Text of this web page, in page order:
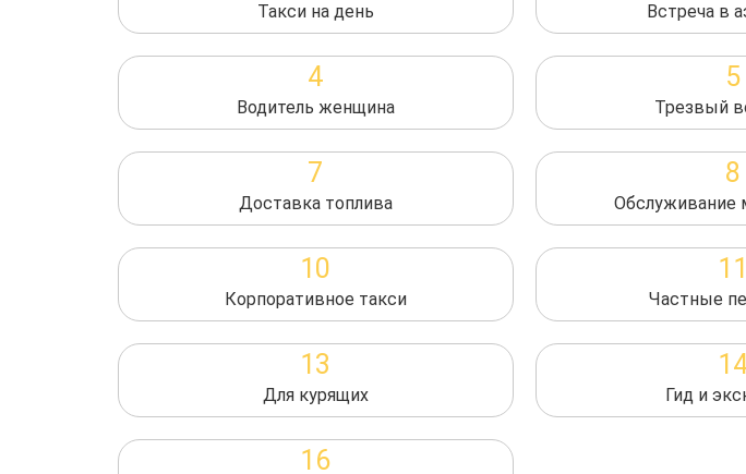
Такси на день Встреча в
4
Водитель женщина
5
Трезвый
7
Доставка топлива
8
Обслуживание
10
Корпоративное такси
11
Частные
13
Для курящих Гид и
16